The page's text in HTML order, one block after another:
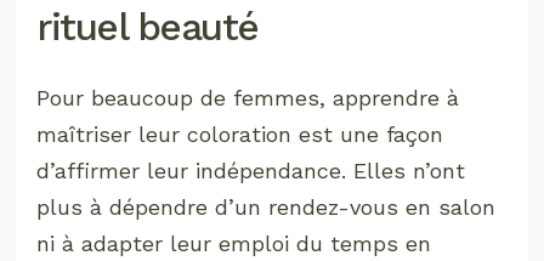
rituel beauté
Pour beaucoup de femmes, apprendre à
maîtriser leur coloration est une façon
d’affirmer leur indépendance. Elles n’ont
plus à dépendre d’un rendez-vous en salon
ni à adapter leur emploi du temps en